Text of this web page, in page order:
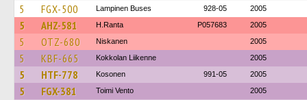
5 FGX-500 Lampinen Buses 928-05 2005
5 AHZ-581 H.Ranta P057683 2005
5 OTZ-680 Niskanen 2005
5 KBF-665 Kokkolan Liikenne 2005
5 HTF-778 Kosonen 991-05 2005
5 FGX-381 Toimi Vento 2005